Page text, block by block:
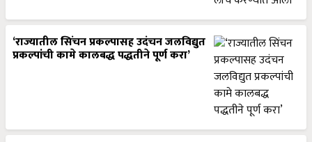
‘राज्यातील सिंचन प्रकल्पासह उदंचन जलविद्युत
प्रकल्पांची कामे कालबद्ध पद्धतीने पूर्ण करा’